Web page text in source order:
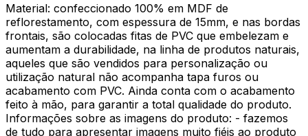
Material: confeccionado 100% em MDF de
reflorestamento, com espessura de 15mm, e nas bordas
frontais, são colocadas fitas de PVC que embelezam e
aumentam a durabilidade, na linha de produtos naturais,
aqueles que são vendidos para personalização ou
utilização natural não acompanha tapa furos ou
acabamento com PVC. Ainda conta com o acabamento
feito à mão, para garantir a total qualidade do produto.
Informações sobre as imagens do produto: - fazemos
de tudo para apresentar imagens muito fiéis ao produto